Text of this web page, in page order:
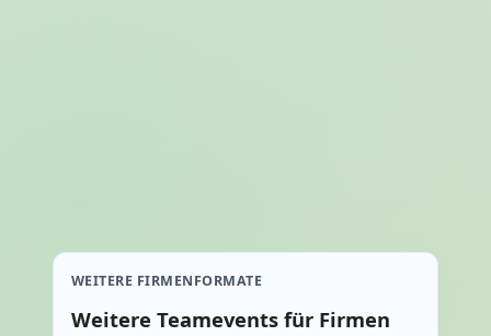
WEITERE FIRMENFORMATE
Weitere Teamevents für Firmen